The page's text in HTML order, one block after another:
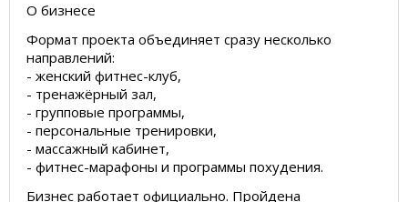
О бизнесе
Формат проекта объединяет сразу несколько
направлений:
- женский фитнес-клуб,
- тренажёрный зал,
- групповые программы,
- персональные тренировки,
- массажный кабинет,
- фитнес-марафоны и программы похудения.
Бизнес работает официально. Пройдена